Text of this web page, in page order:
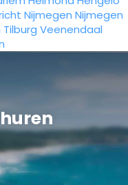
Nijmegen Nijmegen
Tilburg Veenendaal